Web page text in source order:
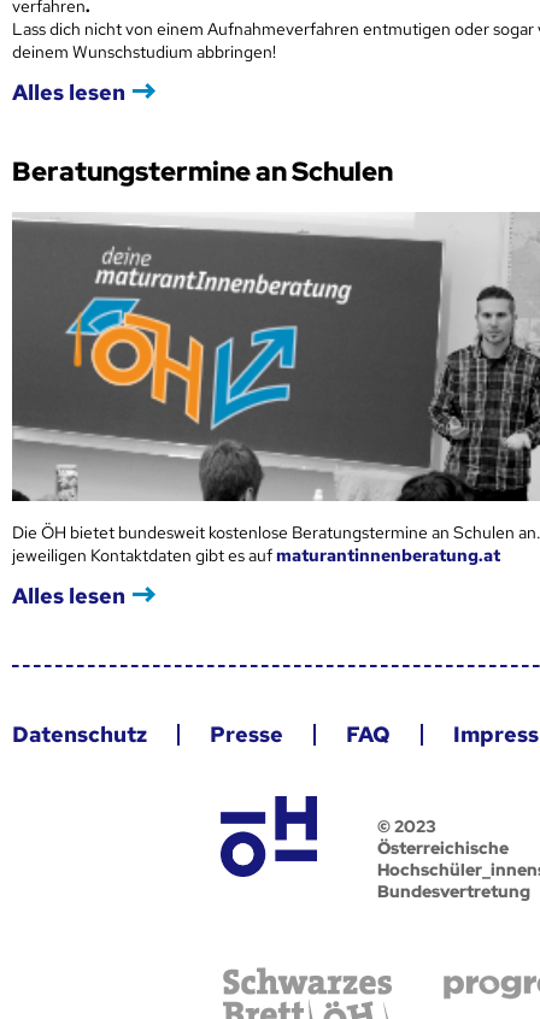
verfahren.
Lass dich nicht von einem Aufnahmeverfahren entmutigen oder sogar
deinem Wunschstudium abbringen!
Alles lesen
Beratungstermine an Schulen
Die ÖH bietet bundesweit kostenlose Beratungstermine an Schulen
jeweiligen Kontaktdaten gibt es aufmaturantinnenberatung.at
Alles lesen
Datenschutz Presse FAQ
© 2023
Österreichische
Bundesvertretung